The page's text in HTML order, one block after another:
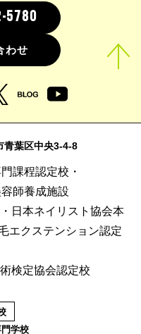
5780
わせ
青葉区中央3-4-8
課程認定校・
師養成施設
日本ネイリスト協会本
エクステンション認定
検定協会認定校
学校